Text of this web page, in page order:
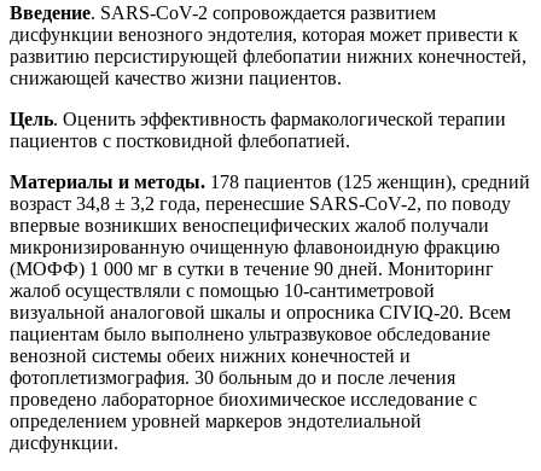
Введение. SARS-CoV-2 сопровождается развитием
дисфункции венозного эндотелия, которая может привести к
развитию персистирующей флебопатии нижних конечностей,
снижающей качество жизни пациентов.
Цель. Оценить эффективность фармакологической терапии
пациентов с постковидной флебопатией.
Материалы и методы. 178 пациентов (125 женщин), средний
возраст 34,8 ± 3,2 года, перенесшие SARS-CoV-2, по поводу
впервые возникших веноспецифических жалоб получали
микронизированную очищенную флавоноидную фракцию
(МОФФ) 1 000 мг в сутки в течение 90 дней. Мониторинг
жалоб осуществляли с помощью 10-сантиметровой
визуальной аналоговой шкалы и опросника CIVIQ-20. Всем
пациентам было выполнено ультразвуковое обследование
венозной системы обеих нижних конечностей и
фотоплетизмография. 30 больным до и после лечения
проведено лабораторное биохимическое исследование с
определением уровней маркеров эндотелиальной
дисфункции.